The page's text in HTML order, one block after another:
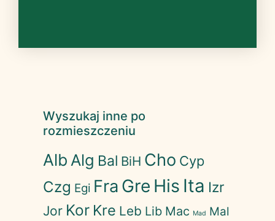
Wyszukaj inne po
rozmieszczeniu
Alb Alg Bal BiH Cho Cyp
Czg Egi Fra Gre His Ita Izr
Jor Kor Kre Leb Lib Mac Mad Mal